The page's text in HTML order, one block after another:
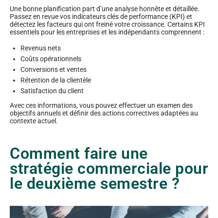
Une bonne planification part d’une analyse honnête et détaillée.
Passez en revue vos indicateurs clés de performance (KPI) et
détectez les facteurs qui ont freiné votre croissance. Certains KPI
essentiels pour les entreprises et les indépendants comprennent :
Revenus nets
Coûts opérationnels
Conversions et ventes
Rétention de la clientèle
Satisfaction du client
Avec ces informations, vous pouvez effectuer un examen des
objectifs annuels et définir des actions correctives adaptées au
contexte actuel.
Comment faire une
stratégie commerciale pour
le deuxième semestre ?